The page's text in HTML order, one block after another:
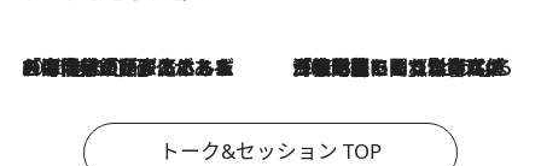
2026.8.3
「今後値上げがあるとすれば…」「リスクがあるのは今年の冬」エネルギー専門家が語る、ホルムズ海峡封鎖が家庭にもたらす“ある心配” 2026.8.3
「住宅建てられない…」「サーチャージ料の高値が続いている」ホルムズ海峡封鎖による影響はいつまで続く？《エネルギー専門家に聞く“どうなる日本の暮らし”》
トーク&セッション TOP